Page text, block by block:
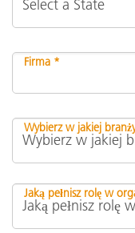
Firma *
Wybierz w jakiej
Jaką pełnisz rolę w